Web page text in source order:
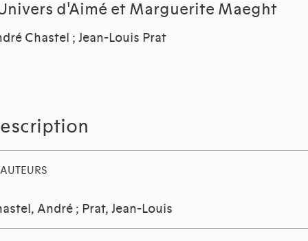
d'Aimé et Marguerite Maeght
Chastel ; Jean-Louis Prat
AUTEURS
André ; Prat, Jean-Louis